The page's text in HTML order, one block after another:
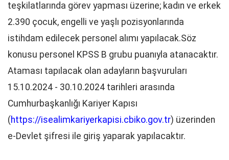
teşkilatlarında görev yapması üzerine; kadın ve erkek
2.390 çocuk, engelli ve yaşlı pozisyonlarında
istihdam edilecek personel alımı yapılacak.Söz
konusu personel KPSS B grubu puanıyla atanacaktır.
Ataması tapılacak olan adayların başvuruları
15.10.2024 - 30.10.2024 tarihleri arasında
Cumhurbaşkanlığı Kariyer Kapısı
(https://isealimkariyerkapisi.cbiko.gov.tr) üzerinden
e-Devlet şifresi ile giriş yaparak yapılacaktır.